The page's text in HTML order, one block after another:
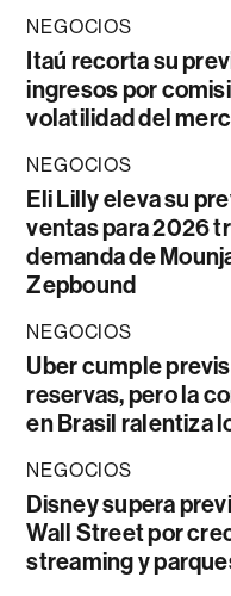
NEGOCIOS
Itaú recorta su
ingresos por
volatilidad del
NEGOCIOS
Eli Lilly eleva su
ventas para 2026
demanda de
Zepbound
NEGOCIOS
Uber cumple
reservas, pero la
en Brasil ralentiza
NEGOCIOS
Disney supera
Wall Street por
streaming y